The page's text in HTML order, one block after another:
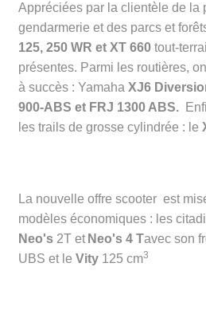
Appréciées par la clientèle de la
gendarmerie et des parcs et
125, 250 WR et XT 660 tout-
présentes. Parmi les routières,
à succès : YamahaXJ6
900-ABS et FRJ 1300 ABS.
les trails de grosse cylindrée : le
La nouvelle offre scooter est
modèles économiques : les
Neo's 2T et Neo's 4 Tavec son
UBS et leVity 125 cm3